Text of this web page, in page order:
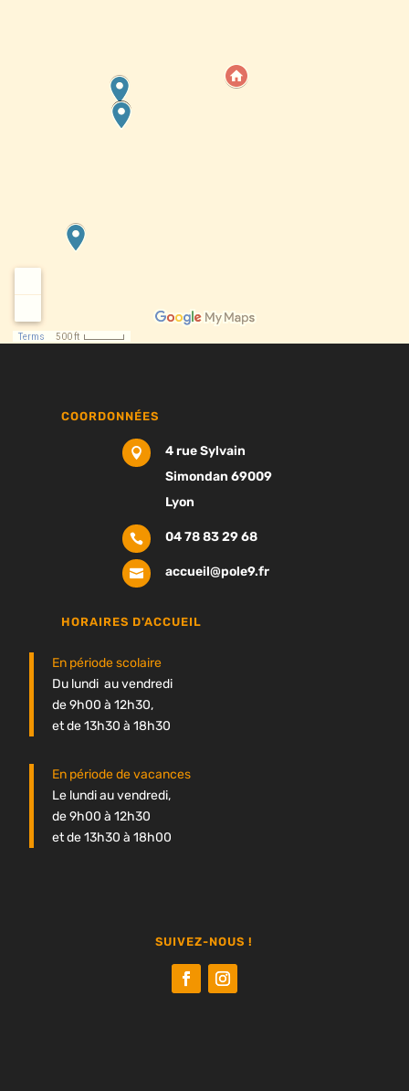
COORDONNÉES

4 rue Sylvain
Simondan 69009
Lyon
 04 78 83 29 68
 accueil@pole9.fr
HORAIRES D'ACCUEIL
En période scolaire
Du lundi au vendredi
de 9h00 à 12h30,
et de 13h30 à 18h30
En période de vacances
Le lundi au vendredi,
de 9h00 à 12h30
et de 13h30 à 18h00
SUIVEZ-NOUS !